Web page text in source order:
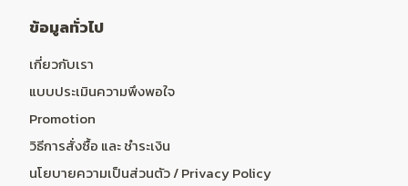
ข้อมูลทั่วไป
เกี่ยวกับเรา
แบบประเมินความพึงพอใจ
Promotion
วิธีการสั่งซื้อ และ ชำระเงิน
นโยบายความเป็นส่วนตัว / Privacy Policy